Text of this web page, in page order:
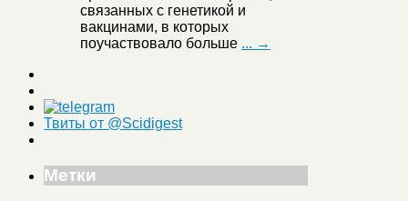
связанных с генетикой и
вакцинами, в которых
поучаствовало больше ... →
Твиты от @Scidigest
Метки